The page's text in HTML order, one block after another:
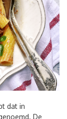
dat in
De